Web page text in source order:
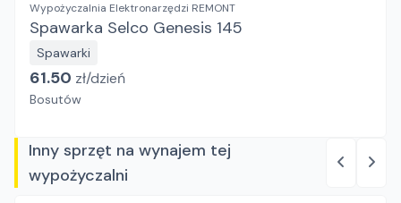
Wypożyczalnia Elektronarzędzi REMONT
Spawarka Selco Genesis 145
Spawarki
61.50 zł/dzień
Bosutów
Inny sprzęt na wynajem tej
wypożyczalni